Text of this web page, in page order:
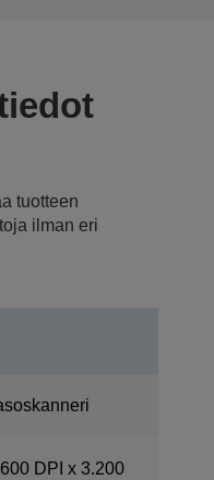
tuotteen
ilman eri
DPI x 3.200